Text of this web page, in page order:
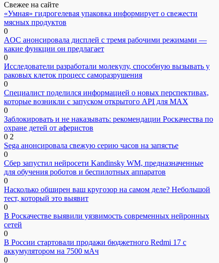
Свежее на сайте
«Умная» гидрогелевая упаковка информирует о свежести
мясных продуктов
0
AOC анонсировала дисплей с тремя рабочими режимами —
какие функции он предлагает
0
Исследователи разработали молекулу, способную вызывать у
раковых клеток процесс саморазрушения
0
Специалист поделился информацией о новых перспективах,
которые возникли с запуском открытого API для МАХ
0
Заблокировать и не наказывать: рекомендации Роскачества по
охране детей от аферистов
0 2
Sega анонсировала свежую серию часов на запястье
0
Сбер запустил нейросети Kandinsky WM, предназначенные
для обучения роботов и беспилотных аппаратов
0
Насколько обширен ваш кругозор на самом деле? Небольшой
тест, который это выявит
0
В Роскачестве выявили уязвимость современных нейронных
сетей
0
В России стартовали продажи бюджетного Redmi 17 с
аккумулятором на 7500 мАч
0